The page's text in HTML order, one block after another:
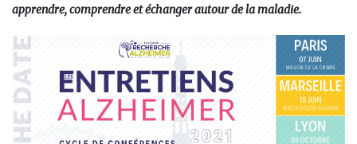
apprendre, comprendre et échanger autour de la maladie.